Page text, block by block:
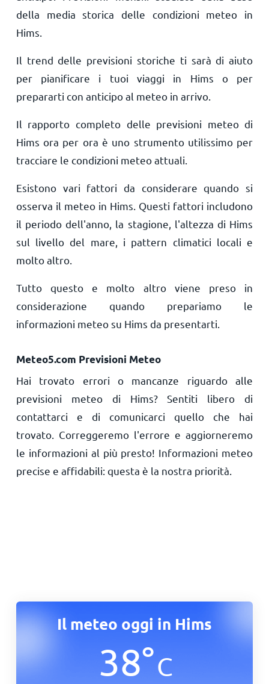
della media storica delle condizioni meteo in
Hims.
Il trend delle previsioni storiche ti sarà di aiuto
per pianificare i tuoi viaggi in Hims o per
prepararti con anticipo al meteo in arrivo.
Il rapporto completo delle previsioni meteo di
Hims ora per ora è uno strumento utilissimo per
tracciare le condizioni meteo attuali.
Esistono vari fattori da considerare quando si
osserva il meteo in Hims. Questi fattori includono
il periodo dell'anno, la stagione, l'altezza di Hims
sul livello del mare, i pattern climatici locali e
molto altro.
Tutto questo e molto altro viene preso in
considerazione quando prepariamo le
informazioni meteo su Hims da presentarti.
Meteo5.com Previsioni Meteo
Hai trovato errori o mancanze riguardo alle
previsioni meteo di Hims? Sentiti libero di
contattarci e di comunicarci quello che hai
trovato. Correggeremo l'errore e aggiorneremo
le informazioni al più presto! Informazioni meteo
precise e affidabili: questa è la nostra priorità.
Il meteo oggi in Hims
38°C